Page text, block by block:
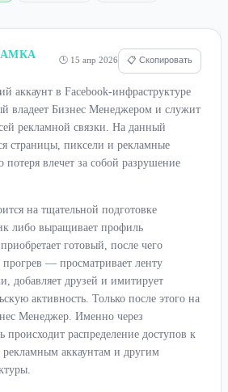
🕒 15 апр 2026 📋 Скопировать
аккаунт в Facebook-инфраструктуре
владеет Бизнес Менеджером и служит
рекламной связки. На данный
страницы, пиксели и рекламные
потеря влечет за собой разрушение
на тщательной подготовке
либо выращивает профиль
готовый, после чего
прогрев — просматривает ленту
добавляет друзей и имитирует
активность. Только после этого на
Менеджер. Именно через
происходит распределение доступов к
рекламным аккаунтам и другим